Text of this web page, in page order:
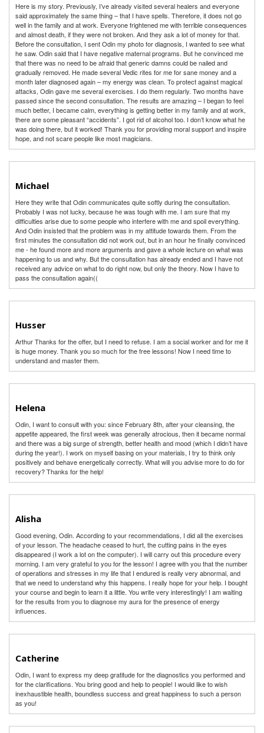
Here is my story. Previously, I’ve already visited several healers and everyone
said approximately the same thing – that I have spells. Therefore, it does not go
well in the family and at work. Everyone frightened me with terrible consequences
and almost death, if they were not broken. And they ask a lot of money for that.
Before the consultation, I sent Odin my photo for diagnosis, I wanted to see what
he saw. Odin said that I have negative maternal programs. But he convinced me
that there was no need to be afraid that generic damns could be nailed and
gradually removed. He made several Vedic rites for me for sane money and a
month later diagnosed again – my energy was clean. To protect against magical
attacks, Odin gave me several exercises. I do them regularly. Two months have
passed since the second consultation. The results are amazing – I began to feel
much better, I became calm, everything is getting better in my family and at work,
there are some pleasant “accidents”. I got rid of alcohol too. I don’t know what he
was doing there, but it worked! Thank you for providing moral support and inspire
hope, and not scare people like most magicians.
Michael
Here they write that Odin communicates quite softly during the consultation.
Probably I was not lucky, because he was tough with me. I am sure that my
difficulties arise due to some people who interfere with me and spoil everything.
And Odin insisted that the problem was in my attitude towards them. From the
first minutes the consultation did not work out, but in an hour he finally convinced
me - he found more and more arguments and gave a whole lecture on what was
happening to us and why. But the consultation has already ended and I have not
received any advice on what to do right now, but only the theory. Now I have to
pass the consultation again((
Arthur Thanks for the offer, but I need to refuse. I am a social worker and for me it
is huge money. Thank you so much for the free lessons! Now I need time to
understand and master them.
Husser
Helena
Odin, I want to consult with you: since February 8th, after your cleansing, the
appetite appeared, the first week was generally atrocious, then it became normal
and there was a big surge of strength, better health and mood (which I didn’t have
during the year!). I work on myself basing on your materials, I try to think only
positively and behave energetically correctly. What will you advise more to do for
recovery? Thanks for the help!
Good evening, Odin. According to your recommendations, I did all the exercises
of your lesson. The headache ceased to hurt, the cutting pains in the eyes
disappeared (I work a lot on the computer). I will carry out this procedure every
morning. I am very grateful to you for the lesson! I agree with you that the number
of operations and stresses in my life that I endured is really very abnormal, and
that we need to understand why this happens. I really hope for your help. I bought
your course and begin to learn it a little. You write very interestingly! I am waiting
for the results from you to diagnose my aura for the presence of energy
influences.
Alisha
Catherine
Odin, I want to express my deep gratitude for the diagnostics you performed and
for the clarifications. You bring good and help to people! I would like to wish
inexhaustible health, boundless success and great happiness to such a person
as you!